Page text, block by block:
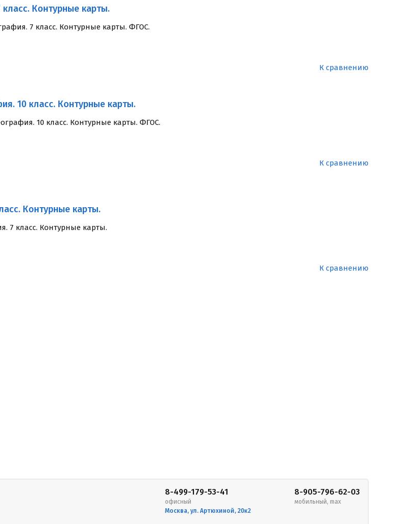
Контурные карты.
7 класс. Контурные карты. ФГОС.
К сравнению
10 класс. Контурные карты.
10 класс. Контурные карты. ФГОС.
К сравнению
Контурные карты.
7 класс. Контурные карты.
К сравнению
8-499-179-53-41
офисный
Москва, ул. Артюхиной, 20к2
8-905-796-62-03
мобильный, max